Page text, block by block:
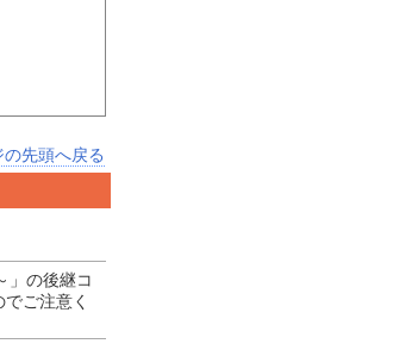
先頭へ戻る
」の後継コ
ご注意く